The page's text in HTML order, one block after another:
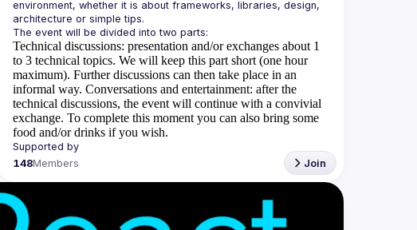
environment, whether it is about frameworks, libraries, design,
Technical discussions: presentation and/or exchanges about 1
to 3 technical topics. We will keep this part short (one hour
maximum). Further discussions can then take place in an
informal way. Conversations and entertainment: after the
technical discussions, the event will continue with a convivial
exchange. To complete this moment you can also bring some
food and/or drinks if you wish.
148Members Join